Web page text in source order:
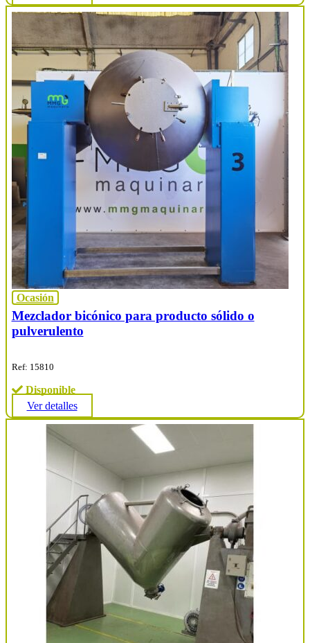
Ocasión
Mezclador bicónico para producto sólido o
pulverulento
Ref: 15810
Disponible
Ver detalles